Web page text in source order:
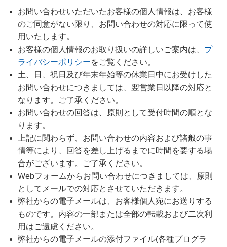
お問い合わせいただいたお客様の個人情報は、お客様
のご同意がない限り、お問い合わせの対応に限って使
用いたします。
お客様の個人情報のお取り扱いの詳しいご案内は、 プ
ライバシーポリシーをご覧ください。
土、日、祝日及び年末年始等の休業日中にお受けした
お問い合わせにつきましては、翌営業日以降の対応と
なります。ご了承ください。
お問い合わせの回答は、原則として受付時間の順とな
ります。
上記に関わらず、お問い合わせの内容および諸般の事
情等により、回答を差し上げるまでに時間を要する場
合がございます。ご了承ください。
Webフォームからお問い合わせにつきましては、原則
としてメールでの対応とさせていただきます。
弊社からの電子メールは、お客様個人宛にお送りする
ものです。内容の一部または全部の転載および二次利
用はご遠慮ください。
弊社からの電子メールの添付ファイル(各種プログラ